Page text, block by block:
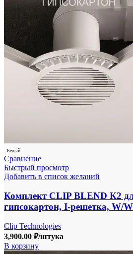
Белый
Сравнение
Быстрый просмотр
Добавить в список желаний
Комплект CLIP BLEND К2
гипсокартон, I-решетка, W/
Clip Technologies
3,900.00 ₽/штука
В корзину